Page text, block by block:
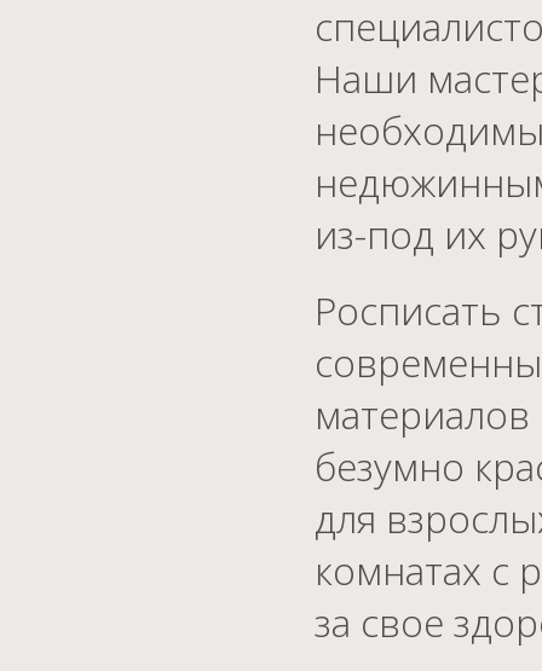
Наши
из-под их
Росписать
безумно
для
комнатах с
за свое